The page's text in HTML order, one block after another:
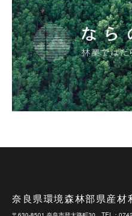
奈良県環境森林部県産材